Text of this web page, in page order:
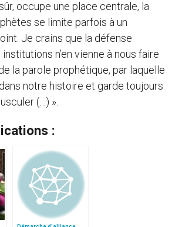
sûr, occupe une place centrale, la
se limite parfois à un
Je crains que la défense
n’en vienne à nous faire
la parole prophétique, par laquelle
notre histoire et garde toujours
(…) ».
: